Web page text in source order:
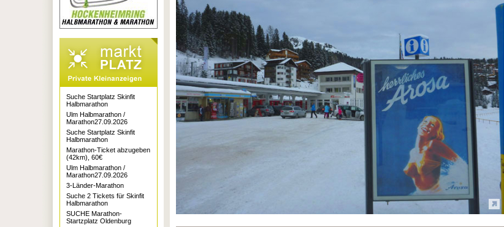
Suche Startplatz Skinfit
Halbmarathon
Ulm Halbmarathon /
Marathon27.09.2026
Suche Startplatz Skinfit
Halbmarathon
Marathon-Ticket abzugeben
(42km), 60€
Ulm Halbmarathon /
Marathon27.09.2026
3-Länder-Marathon
Suche 2 Tickets für Skinfit
Halbmarathon
SUCHE Marathon-
Startzplatz Oldenburg